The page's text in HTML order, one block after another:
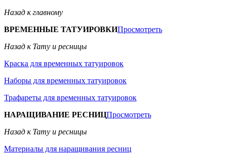
Назад к главному
ВРЕМЕННЫЕ ТАТУИРОВКИПросмотреть
Назад к Тату и ресницы
Краска для временных татуировок
Наборы для временных татуировок
Трафареты для временных татуировок
НАРАЩИВАНИЕ РЕСНИЦПросмотреть
Назад к Тату и ресницы
Материалы для наращивания ресниц